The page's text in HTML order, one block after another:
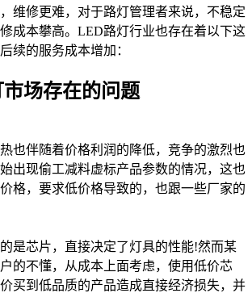
维修更难，对于路灯管理者来说，不稳定
成本攀高。LED路灯行业也存在着以下这
续的服务成本增加：
场存在的问题
伴随着价格利润的降低，竞争的激烈也
出现偷工减料虚标产品参数的情况，这也
格，要求低价格导致的，也跟一些厂家的
芯片，直接决定了灯具的性能!然而某
的不懂，从成本上面考虑，使用低价芯
买到低品质的产品造成直接经济损失，并